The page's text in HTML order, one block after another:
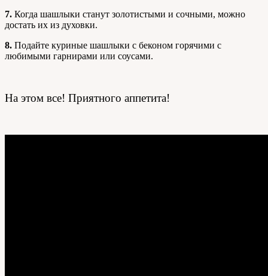
7. Когда шашлыки станут золотистыми и сочными, можно
достать их из духовки.
8. Подайте куриные шашлыки с беконом горячими с
любимыми гарнирами или соусами.
На этом все! Приятного аппетита!